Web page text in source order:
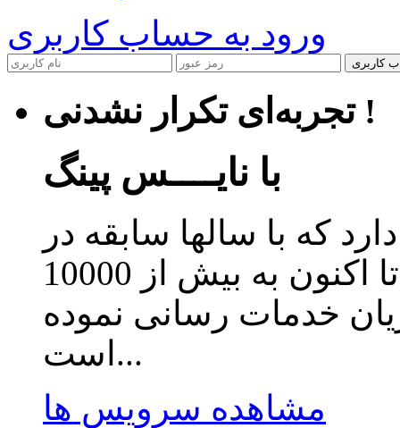
ورود به حساب کاربری
کاربری
تجربه‌ای تکرار نشدنی !
با نایــــس پینگ
که با سالها سابقه در
زمینه ارائه سرویس کاهش پینگ تا اکنون به بیش از 10000
خدمات رسانی نموده
است...
مشاهده سرویس ها